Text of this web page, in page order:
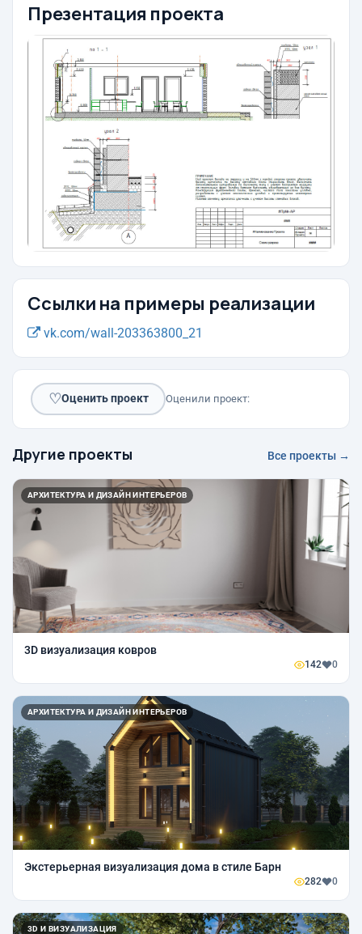
Презентация проекта
Ссылки на примеры реализации
vk.com/wall-203363800_21
♡Оценить проект Оценили проект:
Другие проекты Все проекты →
АРХИТЕКТУРА И ДИЗАЙН ИНТЕРЬЕРОВ
3D визуализация ковров
142 0
АРХИТЕКТУРА И ДИЗАЙН ИНТЕРЬЕРОВ
Экстерьерная визуализация дома в стиле Барн
282 0
3D И ВИЗУАЛИЗАЦИЯ